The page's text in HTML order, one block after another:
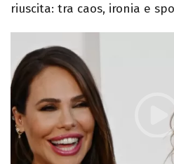
riuscita: tra caos, ironia e